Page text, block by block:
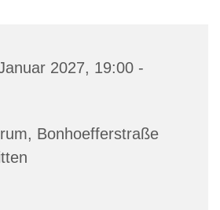
2027, 19:00 -
Bonhoefferstraße